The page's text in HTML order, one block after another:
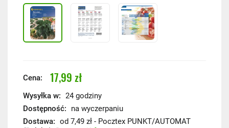
Cena: 17,99 zł
Wysyłka w: 24 godziny
Dostępność:
na wyczerpaniu
Dostawa: od 7,49 zł - Pocztex PUNKT/AUTOMAT